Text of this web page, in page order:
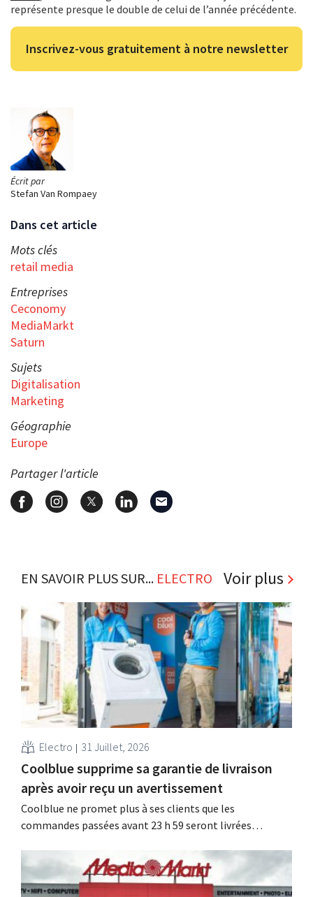
Écrit par
Stefan Van Rompaey
Dans cet article
Mots clés
retail media
Entreprises
Ceconomy
MediaMarkt
Saturn
Sujets
Digitalisation
Marketing
Géographie
Europe
Partager l'article
représente presque le double de celui de l’année précédente.
Inscrivez-vous gratuitement à notre newsletter
EN SAVOIR PLUS SUR... ELECTRO Voir plus
Electro 31 Juillet, 2026
Coolblue supprime sa garantie de livraison
après avoir reçu un avertissement
Coolblue ne promet plus à ses clients que les
commandes passées avant 23 h 59 seront livrées
la formulation de cette promesse après que la
Commission néerlandaise du code de la publicité a jugé
que celle-ci était trompeuse et déloyale.